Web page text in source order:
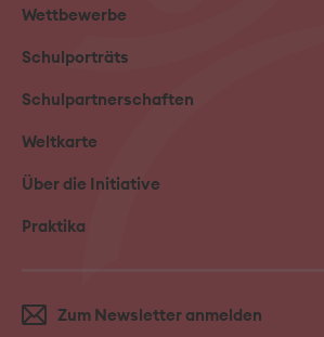
Wettbewerbe
Schulporträts
Schulpartnerschaften
Weltkarte
Über die Initiative
Praktika
Zum Newsletter anmelden